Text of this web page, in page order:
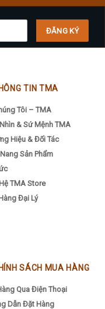
TIN TMA
Tôi – TMA
& Sứ Mệnh TMA
Hiệu & Đối Tác
Sản Phẩm
TMA Store
Đại Lý
SÁCH MUA HÀNG
Qua Điện Thoại
Dẫn Đặt Hàng